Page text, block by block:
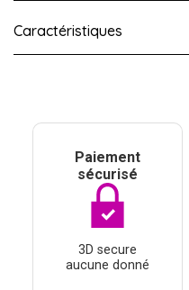
Caractéristiques
Paiement
sécurisé
3D secure
aucune donné